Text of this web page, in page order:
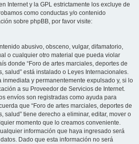
Internet y la GPL estrictamente los excluye de
como conductas y/o contenido
sobre phpBB, por favor visite:
abusivo, obsceno, vulgar, difamatorio,
o cualquier otro material que pueda violar
donde “Foro de artes marciales, deportes de
salud” está instalado o Leyes Internacionales.
inmediata y permanentemente expulsado y, si lo
a su Proveedor de Servicios de Internet.
envíos son registradas como ayuda para
que “Foro de artes marciales, deportes de
salud” tiene derecho a eliminar, editar, mover o
momento que lo creamos conveniente.
información que haya ingresado será
Dado que esta información no será